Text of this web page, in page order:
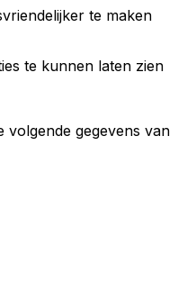
te maken
te kunnen laten zien
volgende gegevens van